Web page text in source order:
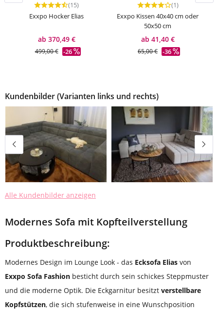
Durchschnittliche Bewertung von 4.73 von 5 Sternen
(15)
Exxpo Hocker Elias
ab 370,49 €
499,00 € -26
Durchschnittliche
(1)
Exxpo Kissen 40x40 cm oder
50x50 cm
ab 41,40 €
65,00 € -36
Kundenbilder (Varianten links und rechts)
Alle Kundenbilder anzeigen
Modernes Sofa mit Kopfteilverstellung
Produktbeschreibung:
Modernes Design im Lounge Look - das Ecksofa Elias von
Exxpo Sofa Fashion besticht durch sein schickes Steppmuster
und die moderne Optik. Die Eckgarnitur besitzt verstellbare
Kopfstützen, die sich stufenweise in eine Wunschposition